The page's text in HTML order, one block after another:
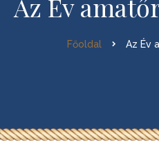
Az Év
Főoldal Az Év